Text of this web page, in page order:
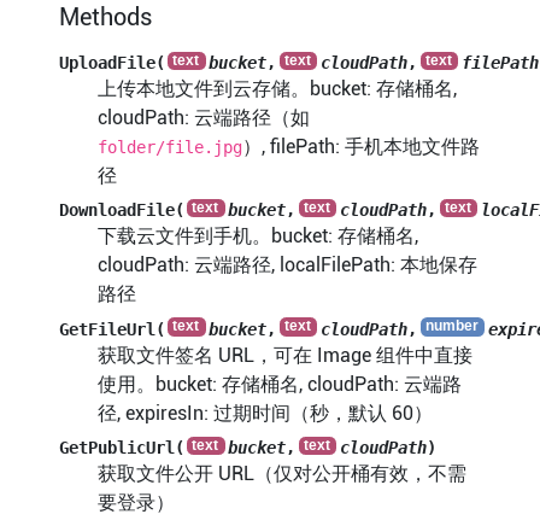
Methods
UploadFile( bucket, cloudPath, filePath
上传本地文件到云存储。bucket: 存储桶名,
cloudPath: 云端路径（如
folder/file.jpg）, filePath: 手机本地文件路
径
DownloadFile( bucket, cloudPath,
下载云文件到手机。bucket: 存储桶名,
cloudPath: 云端路径, localFilePath: 本地保存
路径
GetFileUrl( bucket, cloudPath,
获取文件签名 URL，可在 Image 组件中直接
使用。bucket: 存储桶名, cloudPath: 云端路
径, expiresIn: 过期时间（秒，默认 60）
GetPublicUrl( bucket, cloudPath)
获取文件公开 URL（仅对公开桶有效，不需
要登录）